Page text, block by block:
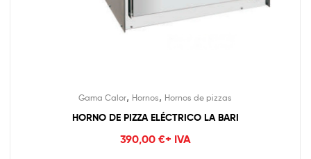
Gama Calor, Hornos, Hornos de pizzas
HORNO DE PIZZA ELÉCTRICO LA BARI
390,00 €+ IVA